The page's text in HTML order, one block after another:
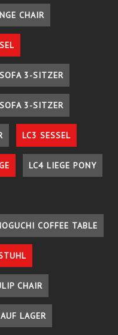
CHAIR
3-SITZER
3-SITZER
LC3 SESSEL
LC4 LIEGE PONY
COFFEE TABLE
CHAIR
LAGER